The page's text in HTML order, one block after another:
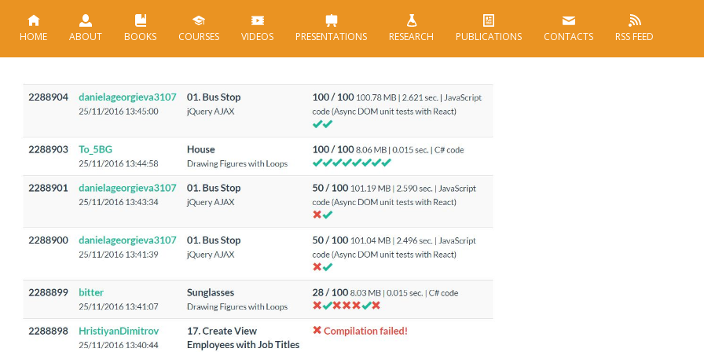
HOME ABOUT BOOKS COURSES VIDEOS PRESENTATIONS RESEARCH PUBLICATIONS CONTACTS RSS FEED